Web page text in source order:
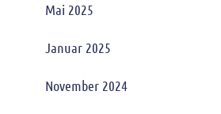
Mai 2025
Januar 2025
November 2024